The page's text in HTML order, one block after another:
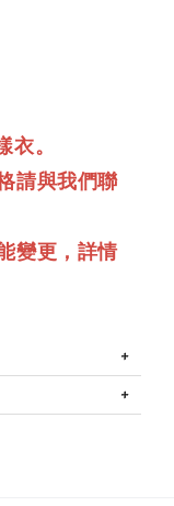
。
請與我們聯
變更，詳情